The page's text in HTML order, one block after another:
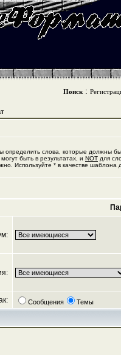
Поиск :
определить слова, которые должны
быть в результатах, и NOT для
Используйте * в качестве шаблона
Сообщения Темы